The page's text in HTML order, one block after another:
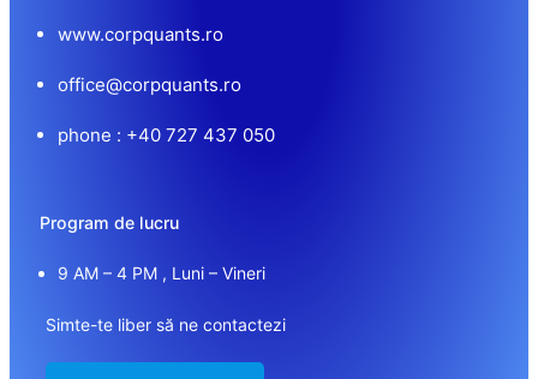
www.corpquants.ro
office@corpquants.ro
phone : +40 727 437 050
Program de lucru
9 AM – 4 PM , Luni – Vineri
Simte-te liber să ne contactezi